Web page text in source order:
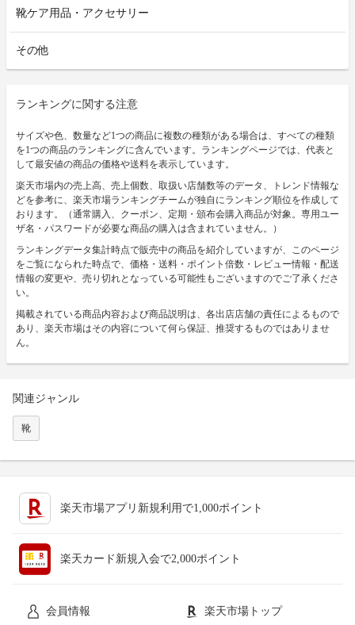
靴ケア用品・アクセサリー
その他
ランキングに関する注意
サイズや色、数量など1つの商品に複数の種類がある場合は、すべての種類
を1つの商品のランキングに含んでいます。ランキングページでは、代表と
して最安値の商品の価格や送料を表示しています。
楽天市場内の売上高、売上個数、取扱い店舗数等のデータ、トレンド情報な
どを参考に、楽天市場ランキングチームが独自にランキング順位を作成して
おります。（通常購入、クーポン、定期・頒布会購入商品が対象。専用ユー
ザ名・パスワードが必要な商品の購入は含まれていません。）
ランキングデータ集計時点で販売中の商品を紹介していますが、このページ
をご覧になられた時点で、価格・送料・ポイント倍数・レビュー情報・配送
情報の変更や、売り切れとなっている可能性もございますのでご了承くださ
い。
掲載されている商品内容および商品説明は、各出店店舗の責任によるもので
あり、楽天市場はその内容について何ら保証、推奨するものではありませ
ん。
関連ジャンル
靴
楽天市場アプリ新規利用で1,000ポイント
楽天カード新規入会で2,000ポイント
会員情報 楽天市場トップ